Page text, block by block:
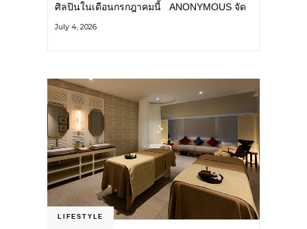
ศิลปินในเดือนกรกฎาคมนี้ ANONYMOUS จัด
กลุ่ม Anonymous โดยมี นิ่ม
July 4, 2026
LIFESTYLE